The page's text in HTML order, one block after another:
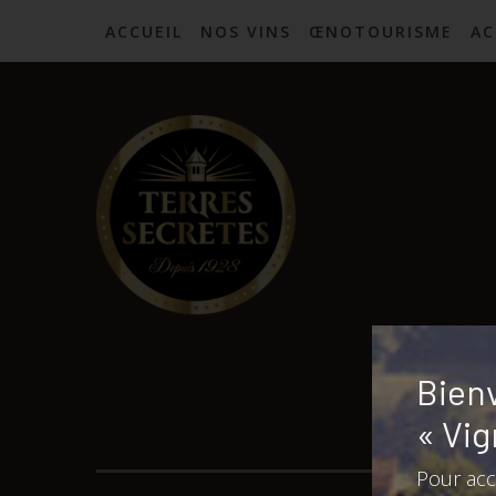
ACCUEIL NOS VINS ŒNOTOURISME
«
Pour